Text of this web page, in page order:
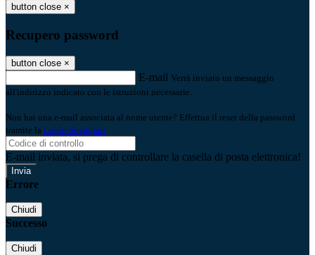
button close ×
Recupero password
button close ×
E-mail Verrà inviato un messaggio
all'indirizzo indicato con le istruzioni necessarie.
Non hai una e-mail associata al nome utente? Effettua il reset della password
tramite la Login Spaggiari
E-mail inviata, si prega di controllare la casella di posta elettronica!
Errore
Chiudi
Successo
Chiudi